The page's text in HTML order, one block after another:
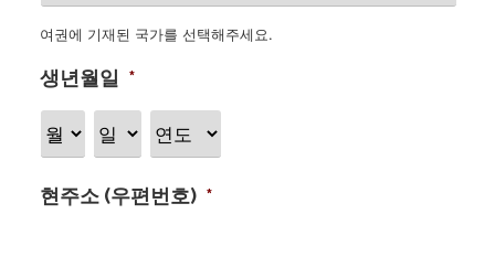
여권에 기재된 국가를 선택해주세요.
생년월일 *
현주소 (우편번호) *